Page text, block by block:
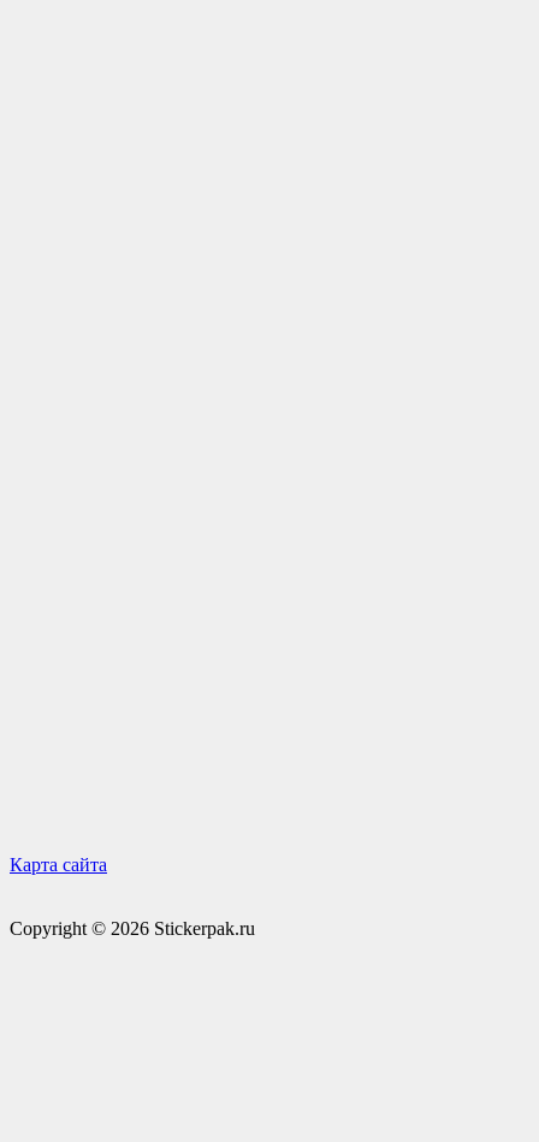
Карта сайта
Copyright © 2026 Stickerpak.ru